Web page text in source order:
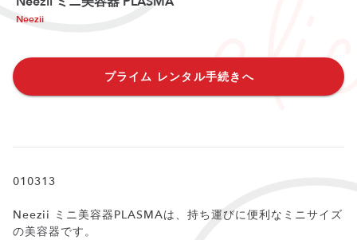
Neezii
プライム レンタル手続きへ
010313
Neezii ミニ美容器PLASMAは、持ち運びに便利なミニサイズ
の美容器です。